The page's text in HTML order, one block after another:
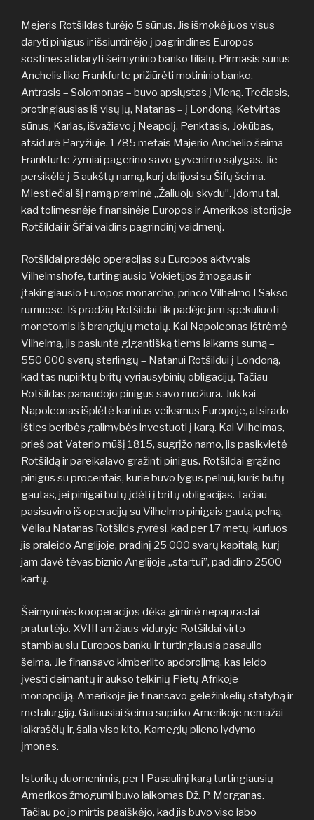
Mejeris Rotšildas turėjo 5 sūnus. Jis išmokė juos visus
daryti pinigus ir išsiuntinėjo į pagrindines Europos
sostines atidaryti šeimyninio banko filialų. Pirmasis sūnus
Anchelis liko Frankfurte prižiūrėti motininio banko.
Antrasis – Solomonas – buvo apsiųstas į Vieną. Trečiasis,
protingiausias iš visų jų, Natanas – į Londoną. Ketvirtas
sūnus, Karlas, išvažiavo į Neapolį. Penktasis, Jokūbas,
atsidūrė Paryžiuje. 1785 metais Majerio Anchelio šeima
Frankfurte žymiai pagerino savo gyvenimo sąlygas. Jie
persikėlė į 5 aukštų namą, kurį dalijosi su Šifų šeima.
Miestiečiai šį namą praminė „Žaliuoju skydu”. Įdomu tai,
kad tolimesnėje finansinėje Europos ir Amerikos istorijoje
Rotšildai ir Šifai vaidins pagrindinį vaidmenį.
Rotšildai pradėjo operacijas su Europos aktyvais
Vilhelmshofe, turtingiausio Vokietijos žmogaus ir
įtakingiausio Europos monarcho, princo Vilhelmo I Sakso
rūmuose. Iš pradžių Rotšildai tik padėjo jam spekuliuoti
monetomis iš brangiųjų metalų. Kai Napoleonas ištrėmė
Vilhelmą, jis pasiuntė gigantišką tiems laikams sumą –
550 000 svarų sterlingų – Natanui Rotšildui į Londoną,
kad tas nupirktų britų vyriausybinių obligacijų. Tačiau
Rotšildas panaudojo pinigus savo nuožiūra. Juk kai
Napoleonas išplėtė karinius veiksmus Europoje, atsirado
išties beribės galimybės investuoti į karą. Kai Vilhelmas,
prieš pat Vaterlo mūšį 1815, sugrįžo namo, jis pasikvietė
Rotšildą ir pareikalavo gražinti pinigus. Rotšildai grąžino
pinigus su procentais, kurie buvo lygūs pelnui, kuris būtų
gautas, jei pinigai būtų įdėti į britų obligacijas. Tačiau
pasisavino iš operacijų su Vilhelmo pinigais gautą pelną.
Vėliau Natanas Rotšilds gyrėsi, kad per 17 metų, kuriuos
jis praleido Anglijoje, pradinį 25 000 svarų kapitalą, kurį
jam davė tėvas biznio Anglijoje „startui”, padidino 2500
kartų.
Šeimyninės kooperacijos dėka giminė nepaprastai
praturtėjo. XVIII amžiaus viduryje Rotšildai virto
stambiausiu Europos banku ir turtingiausia pasaulio
šeima. Jie finansavo kimberlito apdorojimą, kas leido
įvesti deimantų ir aukso telkinių Pietų Afrikoje
monopoliją. Amerikoje jie finansavo geležinkelių statybą ir
metalurgiją. Galiausiai šeima supirko Amerikoje nemažai
laikraščių ir, šalia viso kito, Karnegių plieno lydymo
įmones.
Istorikų duomenimis, per I Pasaulinį karą turtingiausių
Amerikos žmogumi buvo laikomas Dž. P. Morganas.
Tačiau po jo mirtis paaiškėjo, kad jis buvo viso labo